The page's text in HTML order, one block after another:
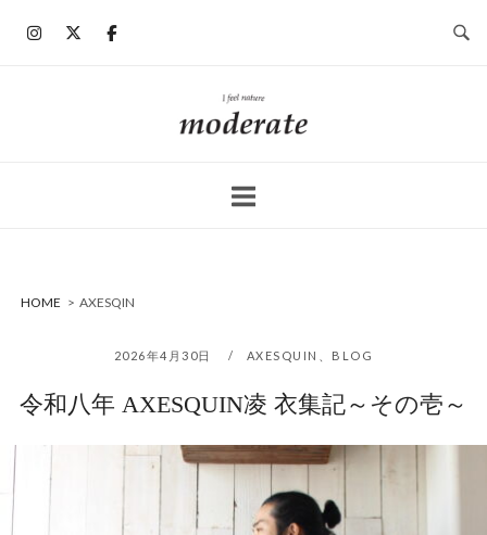
ホ
ー
HOME > AXESQIN
2026年4月30日 AXESQUIN BLOG
令和八年 AXESQUIN凌 衣集記～その壱～